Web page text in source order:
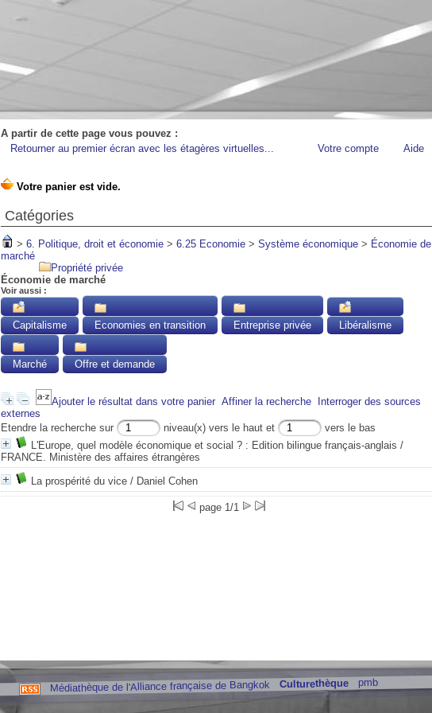
A partir de cette page vous pouvez :
Retourner au premier écran avec les étagères virtuelles...
Votre compte Aide
Catégories
> 6. Politique, droit et économie > 6.25 Economie > Système économique > Économie de
marché
Propriété privée
Économie de marché
Voir aussi :
Capitalisme Economies en transition Entreprise privée Libéralisme
Marché Offre et demande
Ajouter le résultat dans votre panier Affiner la recherche
Interroger des sources
externes
Etendre la recherche sur
niveau(x) vers le haut et
vers le bas
L'Europe, quel modèle économique et social ? : Edition bilingue français-anglais /
FRANCE. Ministère des affaires étrangères
La prospérité du vice / Daniel Cohen
page 1/1
Médiathèque de l'Alliance française de Bangkok Culturethèque pmb